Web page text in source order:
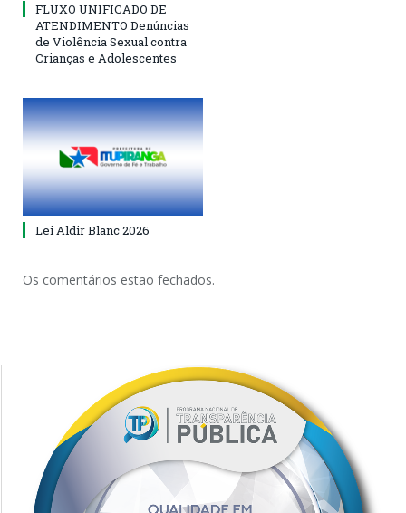
FLUXO UNIFICADO DE
ATENDIMENTO Denúncias
de Violência Sexual contra
Crianças e Adolescentes
Lei Aldir Blanc 2026
Os comentários estão fechados.